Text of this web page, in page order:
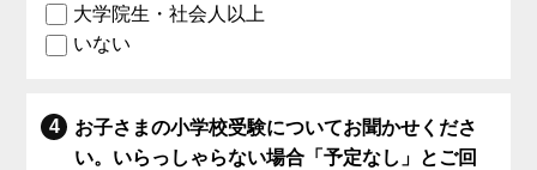
大学院生・社会人以上
いない
お子さまの小学校受験についてお聞かせくださ
い。いらっしゃらない場合「予定なし」とご回